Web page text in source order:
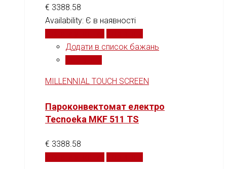
€ 3388.58
Availability: Є в наявності
Додати в список бажань
MILLENNIAL TOUCH SCREEN
Пароконвектомат електро
Tecnoeka MKF 511 TS
€ 3388.58